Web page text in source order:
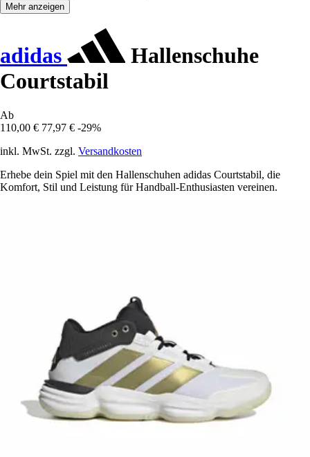
Mehr anzeigen
adidas
Hallenschuhe
Courtstabil
Ab
110,00 € 77,97 € -29%
inkl. MwSt. zzgl. Versandkosten
Erhebe dein Spiel mit den Hallenschuhen adidas Courtstabil, die
Komfort, Stil und Leistung für Handball-Enthusiasten vereinen.